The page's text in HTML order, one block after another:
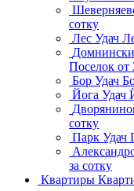
сотку
Лес Удач
Поселок от
Бор Удач
Йога Удач
сотку
Парк Удач
за сотку
Квартиры